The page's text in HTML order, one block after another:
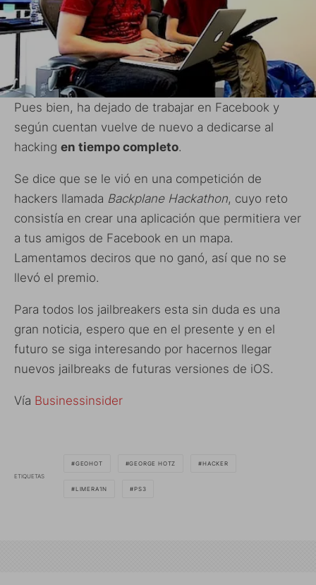
Pues bien, ha dejado de trabajar en Facebook y
según cuentan vuelve de nuevo a dedicarse al
hacking en tiempo completo.
Se dice que se le vió en una competición de
hackers llamada Backplane Hackathon, cuyo reto
consistía en crear una aplicación que permitiera ver
a tus amigos de Facebook en un mapa.
Lamentamos deciros que no ganó, así que no se
llevó el premio.
Para todos los jailbreakers esta sin duda es una
gran noticia, espero que en el presente y en el
futuro se siga interesando por hacernos llegar
nuevos jailbreaks de futuras versiones de iOS.
Vía Businessinsider
ETIQUETAS
GEOHOT GEORGE HOTZ HACKER
LIMERA1N PS3